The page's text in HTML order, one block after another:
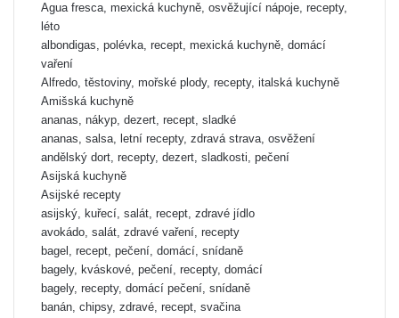
Agua fresca, mexická kuchyně, osvěžující nápoje, recepty,
léto
albondigas, polévka, recept, mexická kuchyně, domácí
vaření
Alfredo, těstoviny, mořské plody, recepty, italská kuchyně
Amišská kuchyně
ananas, nákyp, dezert, recept, sladké
ananas, salsa, letní recepty, zdravá strava, osvěžení
andělský dort, recepty, dezert, sladkosti, pečení
Asijská kuchyně
Asijské recepty
asijský, kuřecí, salát, recept, zdravé jídlo
avokádo, salát, zdravé vaření, recepty
bagel, recept, pečení, domácí, snídaně
bagely, kváskové, pečení, recepty, domácí
bagely, recepty, domácí pečení, snídaně
banán, chipsy, zdravé, recept, svačina